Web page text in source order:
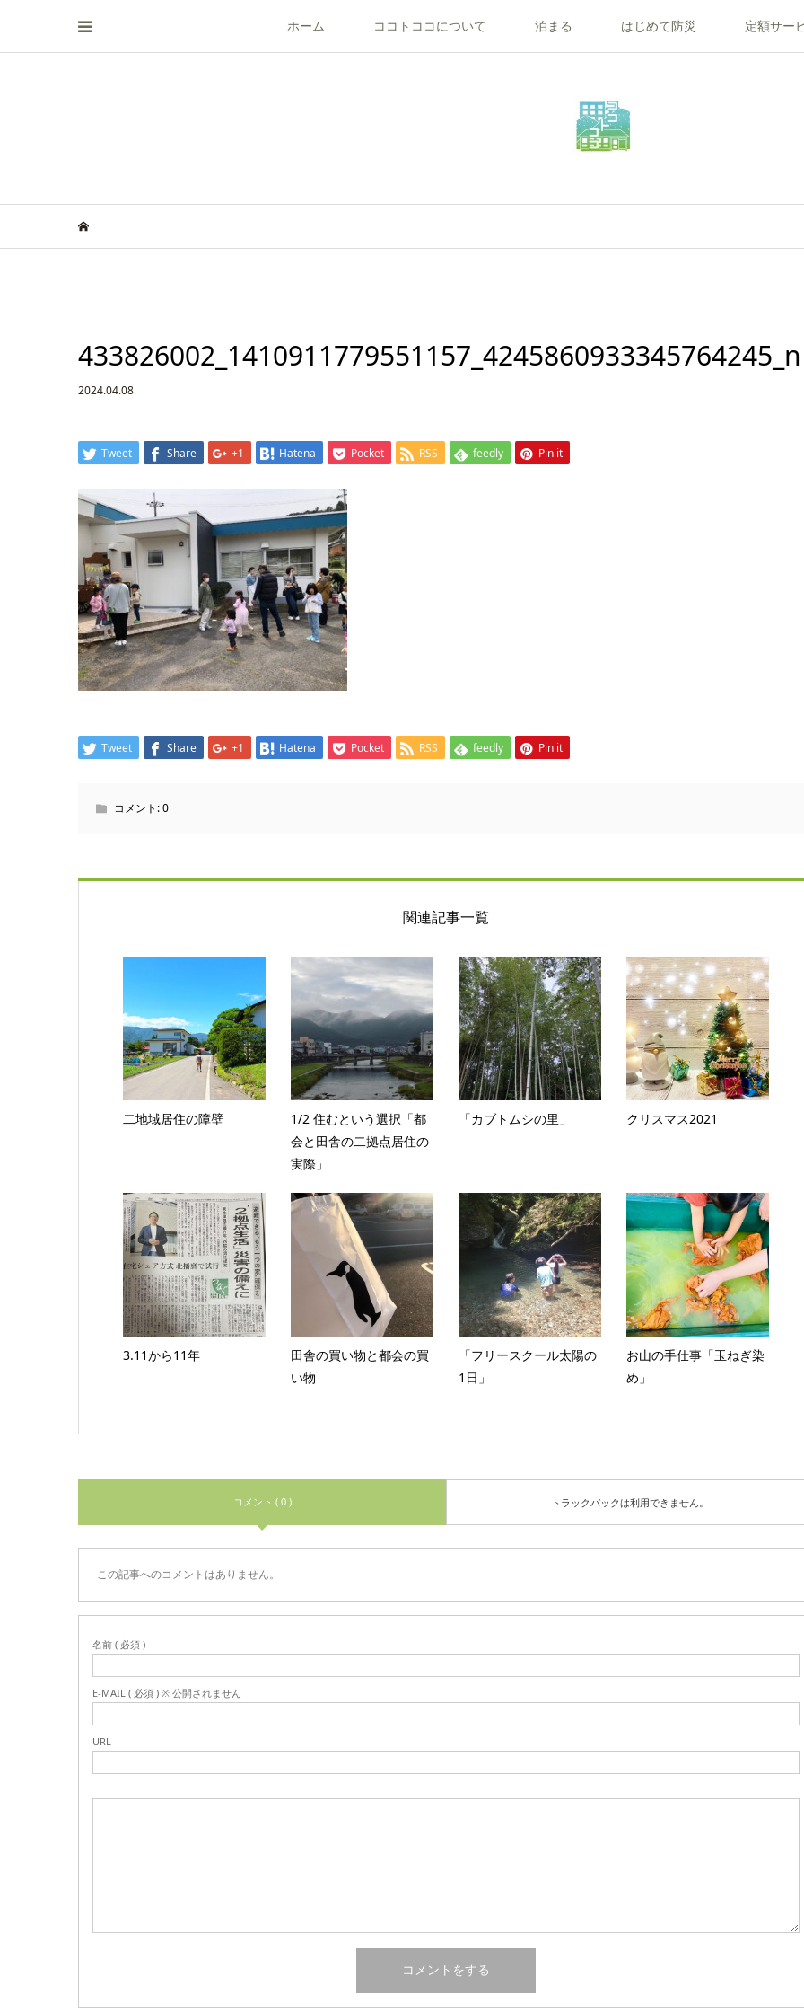
ホーム ココトココについて 泊まる はじめて防災 定額サー
433826002_1410911779551157_4245860933345764245_n
2024.04.08
Tweet Share +1 Hatena Pocket RSS feedly Pin it
Tweet Share +1 Hatena Pocket RSS feedly Pin it
コメント:0
関連記事一覧
二地域居住の障壁
1/2 住むという選択「都
会と田舎の二拠点居住の
実際」
「カブトムシの里」 クリスマス2021
3.11から11年
田舎の買い物と都会の買
い物
「フリースクール太陽の
1日」
お山の手仕事「玉ねぎ染
め」
コメント ( 0 ) トラックバックは利用できません。
この記事へのコメントはありません。
名前 ( 必須 )
E-MAIL ( 必須 ) ※ 公開されません
URL